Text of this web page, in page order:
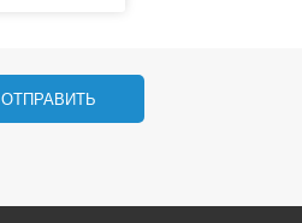
ОТПРАВИТЬ